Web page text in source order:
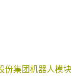
份集团机器人模块